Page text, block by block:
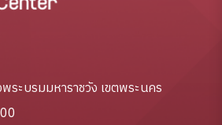
ระบรมมหาราชวัง เขตพระนคร